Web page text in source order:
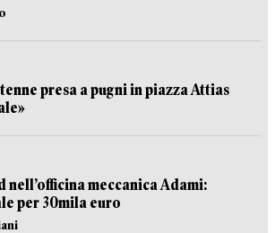
presa a pugni in piazza Attias
nell’officina meccanica Adami:
per 30mila euro